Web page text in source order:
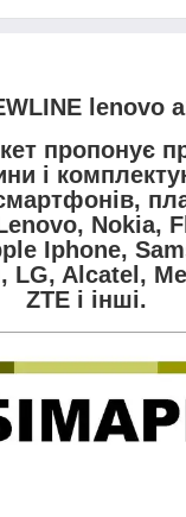
lenovo
пропонує
і
Nokia,
Iphone,
LG, Alcatel,
ZTE і інші.